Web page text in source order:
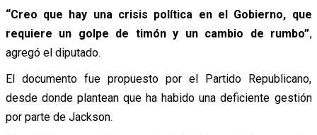
“Creo que hay una crisis política en el Gobierno, que
requiere un golpe de timón y un cambio de rumbo”,
agregó el diputado.
El documento fue propuesto por el Partido Republicano,
desde donde plantean que ha habido una deficiente gestión
por parte de Jackson.